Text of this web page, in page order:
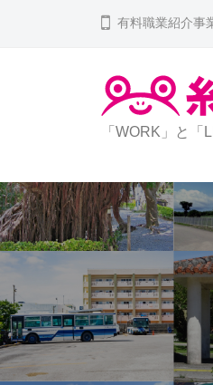
キ
ッ
プ
有料職業紹介事
糸
の
人
事
部
「WORK」と「
満
人
事
部